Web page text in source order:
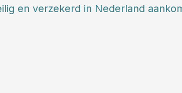
en verzekerd in Nederland